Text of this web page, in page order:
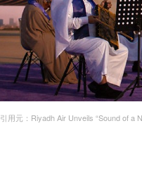
引用元：Riyadh Air Unveils “Sound of a